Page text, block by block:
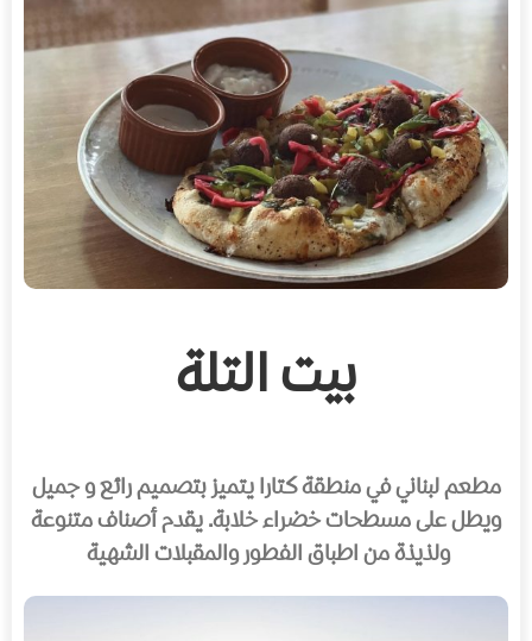
بيت التلة
مطعم لبناني في منطقة كتارا يتميز بتصميم رائع و جميل
ويطل على مسطحات خضراء خلابة.يقدم أصناف متنوعة
ولذيذة من اطباق الفطور والمقبلات الشهية